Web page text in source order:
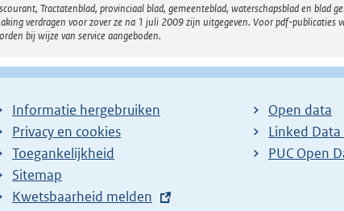
Tractatenblad, provinciaal blad, gemeenteblad, waterschapsblad en blad
verdragen voor zover ze na 1 juli 2009 zijn uitgegeven. Voor pdf-
bij wijze van service aangeboden.
Informatie hergebruiken
Privacy en cookies
Toegankelijkheid
Sitemap
E
Kwetsbaarheid melden
Open data
Linked
PUC Open